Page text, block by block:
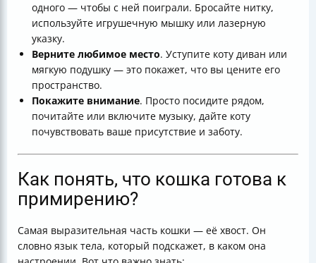
одного — чтобы с ней поиграли. Бросайте нитку,
используйте игрушечную мышку или лазерную
указку.
Верните любимое место. Уступите коту диван или
мягкую подушку — это покажет, что вы цените его
пространство.
Покажите внимание. Просто посидите рядом,
почитайте или включите музыку, дайте коту
почувствовать ваше присутствие и заботу.
Как понять, что кошка готова к
примирению?
Самая выразительная часть кошки — её хвост. Он
словно язык тела, который подскажет, в каком она